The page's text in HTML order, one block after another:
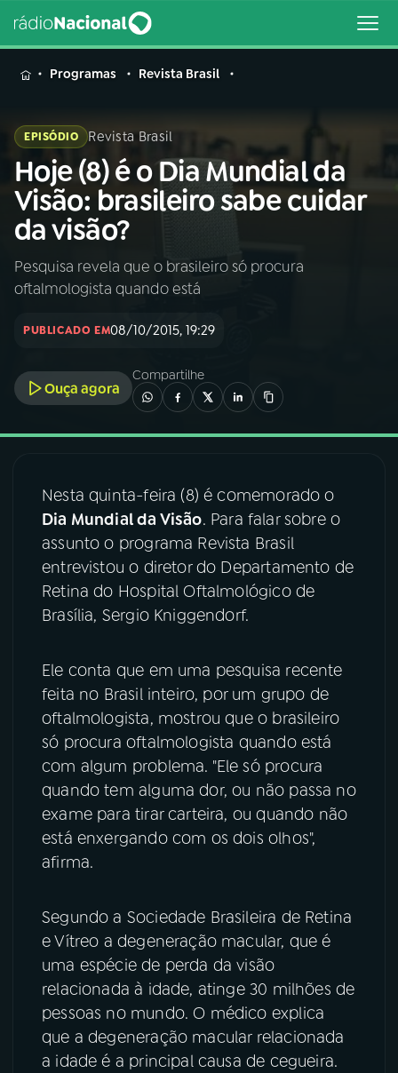
MENU
Buscar
na
Rádio
Nacional
Buscar
AO VIVO
INÍCIO
A RÁDIO
03PROGRAMAÇÃO
04 PROGRAMAS
PODCASTS
06VIDEOCASTS
07ÚLTIMAS
08 FESTIVAL DE MÚSICA
ACOMPANHE A RÁDIO NACIONAL
YouTube Facebook
TikTok
Programas Revista Brasil
EPISÓDIO Revista Brasil
Hoje (8) é o Dia Mundial da
Visão: brasileiro sabe cuidar
da visão?
Pesquisa revela que o brasileiro só procura
oftalmologista quando está
PUBLICADO EM08/10/2015, 19:29
Ouça agora
Compartilhe
Nesta quinta-feira (8) é comemorado o
Dia Mundial da Visão. Para falar sobre o
assunto o programa Revista Brasil
entrevistou o diretor do Departamento de
Retina do Hospital Oftalmológico de
Brasília, Sergio Kniggendorf.
Ele conta que em uma pesquisa recente
feita no Brasil inteiro, por um grupo de
oftalmologista, mostrou que o brasileiro
só procura oftalmologista quando está
com algum problema. "Ele só procura
quando tem alguma dor, ou não passa no
exame para tirar carteira, ou quando não
está enxergando com os dois olhos",
afirma.
Segundo a Sociedade Brasileira de Retina
e Vítreo a degeneração macular, que é
uma espécie de perda da visão
relacionada à idade, atinge 30 milhões de
pessoas no mundo. O médico explica
que a degeneração macular relacionada
a idade é a principal causa de cegueira.